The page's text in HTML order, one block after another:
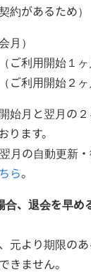
約があるため）
月）
ご利用開始１ヶ
ご利用開始２ヶ
始月と翌月の２
ます。
の自動更新・
ら。
、退会を早め
元より期限のあ
きません。